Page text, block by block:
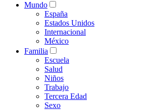
Mundo
España
Estados Unidos
Internacional
México
Familia
Escuela
Salud
Niños
Trabajo
Tercera Edad
Sexo